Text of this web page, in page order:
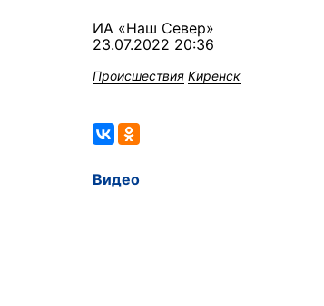
ИА «Наш Север»
23.07.2022 20:36
Происшествия Киренск
Видео